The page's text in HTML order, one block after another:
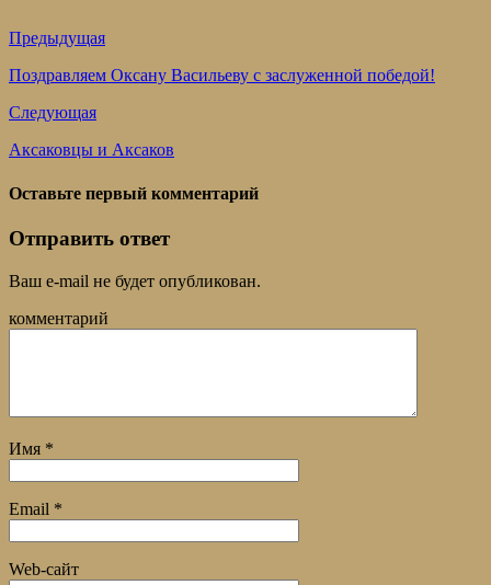
Предыдущая
Поздравляем Оксану Васильеву с заслуженной победой!
Следующая
Аксаковцы и Аксаков
Оставьте первый комментарий
Отправить ответ
Ваш e-mail не будет опубликован.
комментарий
Имя *
Email *
Web-сайт